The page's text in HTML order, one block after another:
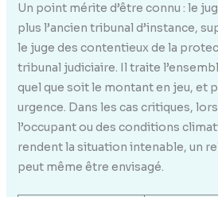
Un point mérite d’être connu : le
plus l’ancien tribunal d’instance,
le juge des contentieux de la
tribunal judiciaire. Il traite
quel que soit le montant en jeu, et
urgence. Dans les cas critiques,
l’occupant ou des conditions
rendent la situation intenable, un
peut même être envisagé.